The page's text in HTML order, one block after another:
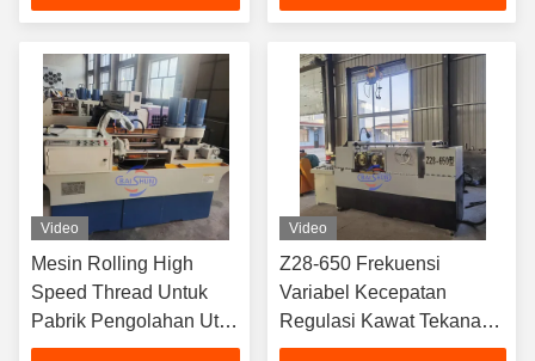
Video
Mesin Rolling High
Speed Thread Untuk
Pabrik Pengolahan Utas
Sekrup
Video
Z28-650 Frekuensi
Variabel Kecepatan
Regulasi Kawat Tekanan
Thread Rolling Machine